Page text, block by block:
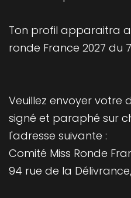
Ton profil apparaitra
ronde France 2027 du
Veuillez envoyer votre
signé et paraphé sur
l'adresse suivante :
Comité Miss Ronde
94 rue de la Délivrance,